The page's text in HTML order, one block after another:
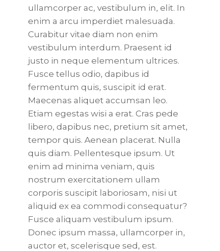
ullamcorper ac, vestibulum in, elit. In
enim a arcu imperdiet malesuada.
Curabitur vitae diam non enim
vestibulum interdum. Praesent id
justo in neque elementum ultrices.
Fusce tellus odio, dapibus id
fermentum quis, suscipit id erat.
Maecenas aliquet accumsan leo.
Etiam egestas wisi a erat. Cras pede
libero, dapibus nec, pretium sit amet,
tempor quis. Aenean placerat. Nulla
quis diam. Pellentesque ipsum. Ut
enim ad minima veniam, quis
nostrum exercitationem ullam
corporis suscipit laboriosam, nisi ut
aliquid ex ea commodi consequatur?
Fusce aliquam vestibulum ipsum.
Donec ipsum massa, ullamcorper in,
auctor et, scelerisque sed, est.